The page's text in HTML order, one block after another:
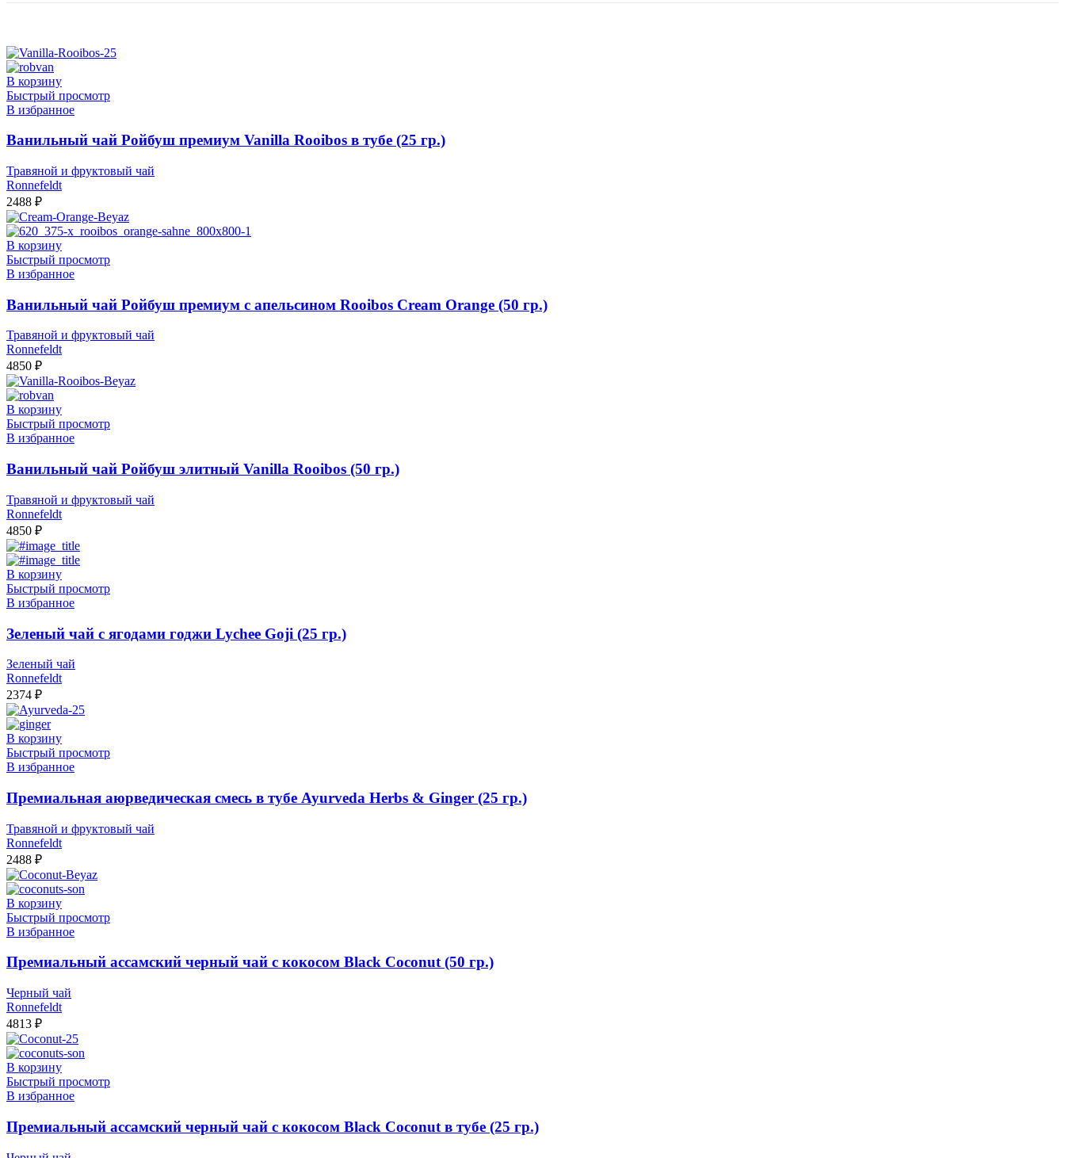
В корзину
Быстрый просмотр
В избранное
Ванильный чай Ройбуш премиум Vanilla Rooibos в тубе (25 гр.)
Травяной и фруктовый чай
Ronnefeldt
2488 ₽
В корзину
Быстрый просмотр
В избранное
Ванильный чай Ройбуш премиум с апельсином Rooibos Cream Orange (50 гр.)
Травяной и фруктовый чай
Ronnefeldt
4850 ₽
В корзину
Быстрый просмотр
В избранное
Ванильный чай Ройбуш элитный Vanilla Rooibos (50 гр.)
Травяной и фруктовый чай
Ronnefeldt
4850 ₽
В корзину
Быстрый просмотр
В избранное
Зеленый чай с ягодами годжи Lychee Goji (25 гр.)
Зеленый чай
Ronnefeldt
2374 ₽
В корзину
Быстрый просмотр
В избранное
Премиальная аюрведическая смесь в тубе Ayurveda Herbs & Ginger (25 гр.)
Травяной и фруктовый чай
Ronnefeldt
2488 ₽
В корзину
Быстрый просмотр
В избранное
Премиальный ассамский черный чай с кокосом Black Coconut (50 гр.)
Черный чай
Ronnefeldt
4813 ₽
В корзину
Быстрый просмотр
В избранное
Премиальный ассамский черный чай с кокосом Black Coconut в тубе (25 гр.)